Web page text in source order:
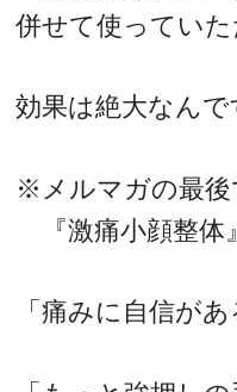
併せて使っていた
効果は絶大なんで
※メルマガの最後
『激痛小顔整体
「痛みに自信があ